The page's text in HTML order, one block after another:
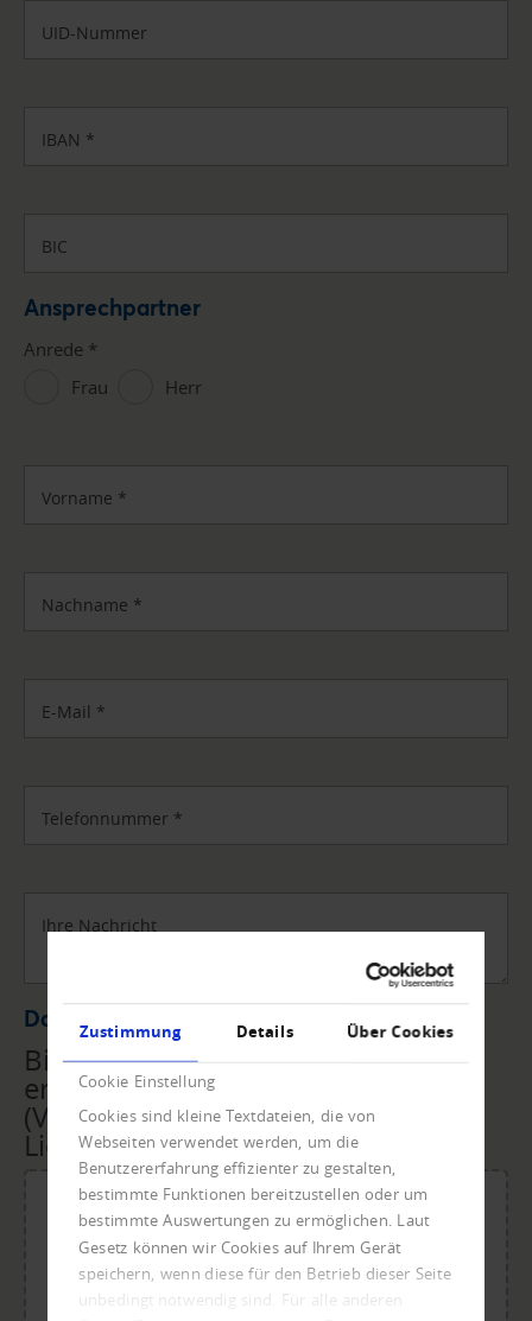
Zustimmung Details Über Cookies
Cookie Einstellung
Cookies sind kleine Textdateien, die von
Webseiten verwendet werden, um die
Benutzererfahrung effizienter zu gestalten,
bestimmte Funktionen bereitzustellen oder um
bestimmte Auswertungen zu ermöglichen. Laut
Gesetz können wir Cookies auf Ihrem Gerät
speichern, wenn diese für den Betrieb dieser Seite
unbedingt notwendig sind. Für alle anderen
UID-Nummer
IBAN *
BIC
Ansprechpartner
Anrede *
Frau
Herr
Vorname *
Nachname *
E-Mail *
Telefonnummer *
Ihre Nachricht
Datei Upload
Bitte übermitteln Sie uns die
erforderlichen Unterlagen
(Vollmacht, Rechnungen,
Lieferscheine, ...) per Upload.
Für den Upload Datei ablegen oder klicken.
Maximale Dateigröße: 20 MB.